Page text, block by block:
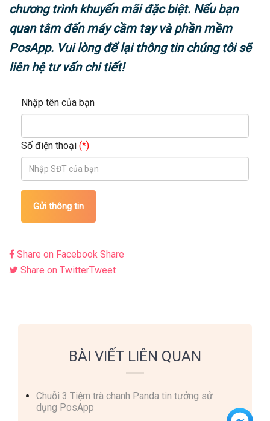
chương trình khuyến mãi đặc biệt. Nếu bạn
quan tâm đến máy cầm tay và phần mềm
PosApp. Vui lòng để lại thông tin chúng tôi sẽ
liên hệ tư vấn chi tiết!
Nhập tên của bạn
Số điện thoại (*)
Gửi thông tin
Share on Facebook Share
Share on TwitterTweet
BÀI VIẾT LIÊN QUAN
Chuỗi 3 Tiệm trà chanh Panda tin tưởng sử
dụng PosApp